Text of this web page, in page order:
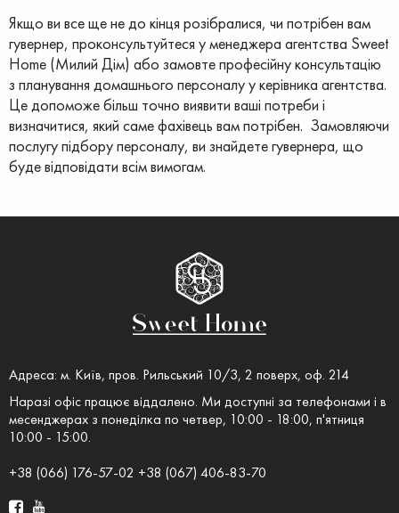
Якщо ви все ще не до кінця розібралися, чи потрібен вам
гувернер, проконсультуйтеся у менеджера агентства Sweet
Home (Милий Дім) або замовте професійну консультацію
з планування домашнього персоналу у керівника агентства.
Це допоможе більш точно виявити ваші потреби і
визначитися, який саме фахівець вам потрібен. Замовляючи
послугу підбору персоналу, ви знайдете гувернера, що
буде відповідати всім вимогам.
Адреса: м. Київ, пров. Рильський 10/3, 2 поверх, оф. 214
Наразі офіс працює віддалено. Ми доступні за телефонами і в
месенджерах з понеділка по четвер, 10:00 - 18:00, п'ятниця
10:00 - 15:00.
+38 (066) 176-57-02 +38 (067) 406-83-70